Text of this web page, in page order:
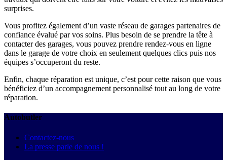
surprises.
Vous profitez également d’un vaste réseau de garages partenaires de
confiance évalué par vos soins. Plus besoin de se prendre la tête à
contacter des garages, vous pouvez prendre rendez-vous en ligne
dans le garage de votre choix en seulement quelques clics puis nos
équipes s’occuperont du reste.
Enfin, chaque réparation est unique, c’est pour cette raison que vous
bénéficiez d’un accompagnement personnalisé tout au long de votre
réparation.
Autobutler
Contactez-nous
La presse parle de nous !